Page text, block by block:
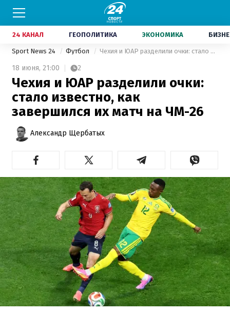
24 КАНАЛ ГЕОПОЛИТИКА ЭКОНОМИКА
Sport News 24 Футбол Чехия и ЮАР разделили очки: стало известно, как завершился их матч на ЧМ-26
18 июня, 21:00 2
Чехия и ЮАР разделили очки:
стало известно, как
завершился их матч на ЧМ-26
Александр Щербатых